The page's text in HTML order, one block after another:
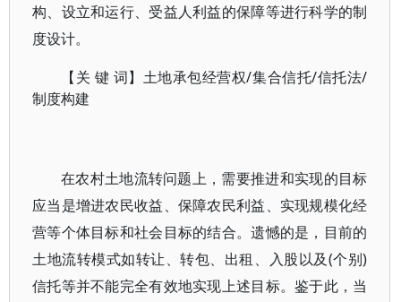
构、设立和运行、受益人利益的保障等进行科学的制
度设计。
【关 键 词】土地承包经营权/集合信托/信托法/
制度构建
在农村土地流转问题上，需要推进和实现的目标
应当是增进农民收益、保障农民利益、实现规模化经
营等个体目标和社会目标的结合。遗憾的是，目前的
土地流转模式如转让、转包、出租、入股以及(个别)
信托等并不能完全有效地实现上述目标。鉴于此，当